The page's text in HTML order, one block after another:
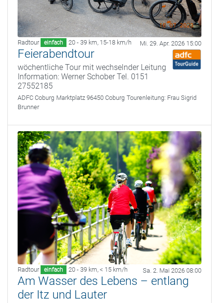
Radtour einfach 20 - 39 km, 15-18 km/h Mi. 29. Apr. 2026 15:00
Feierabendtour
wöchentliche Tour mit wechselnder Leitung
Information: Werner Schober Tel. 0151
27552185
ADFC Coburg Marktplatz 96450 Coburg Tourenleitung: Frau Sigrid
Brunner
Radtour einfach 20 - 39 km, < 15 km/h Sa. 2. Mai 2026 08:00
Am Wasser des Lebens – entlang
der Itz und Lauter